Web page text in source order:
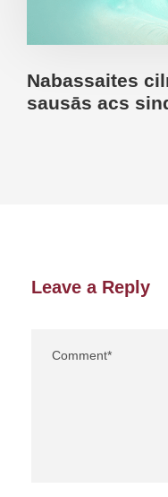
Nabassaites
sausās acs
Leave a Reply